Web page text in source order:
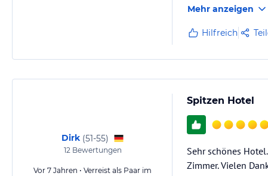
Mehr anzeigen
Hilfreich
Dirk (51-55)
12Bewertungen
Vor 7 Jahren • Verreist als Paar im
Spitzen Hotel
Sehr schönes
Zimmer. Vielen